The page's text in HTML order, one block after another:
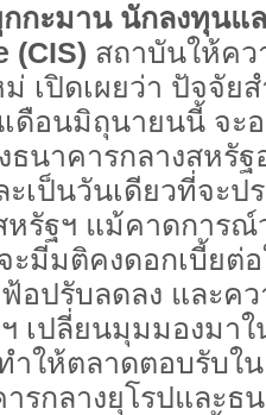
กะมาน นักลงทุนแ
(CIS) สถาบันให้ค
เปิดเผยว่า ปัจจั
ดือนมิถุนายนนี้ จะ
ธนาคารกลางสหรัฐ
เป็นวันเดียวที่จะป
หรัฐฯ แม้คาดการ
ะมีมติคงดอกเบี้ยต่
ฟ้อปรับลดลง และค
เปลี่ยนมุมมองมา
ำให้ตลาดตอบรับใ
รกลางยุโรปและธ